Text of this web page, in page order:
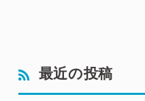
最近の投稿